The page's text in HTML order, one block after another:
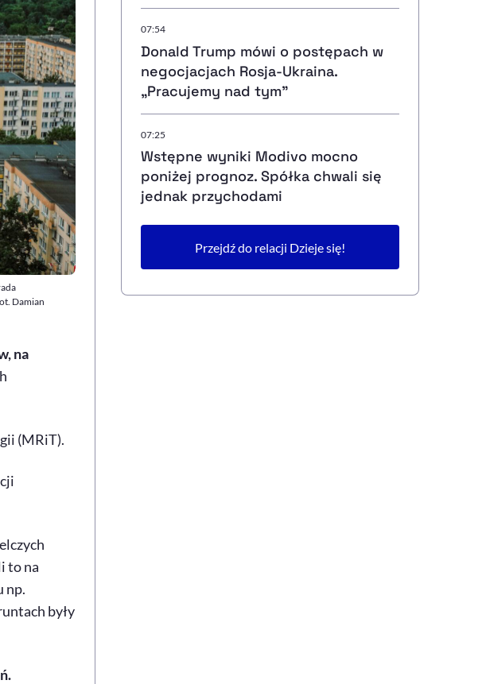
Damian
na
(MRiT).
to na
np.
były
07:54
Donald Trump mówi o postępach w
negocjacjach Rosja-Ukraina.
„Pracujemy nad tym”
07:25
Wstępne wyniki Modivo mocno
poniżej prognoz. Spółka chwali się
jednak przychodami
Przejdź do relacji Dzieje się!